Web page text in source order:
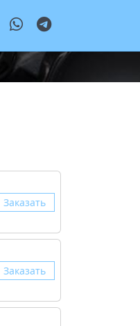
Заказать
Заказать